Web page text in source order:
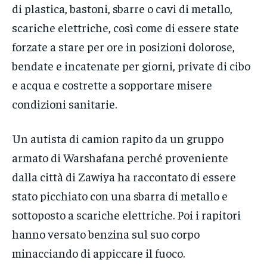
di plastica, bastoni, sbarre o cavi di metallo,
scariche elettriche, così come di essere state
forzate a stare per ore in posizioni dolorose,
bendate e incatenate per giorni, private di cibo
e acqua e costrette a sopportare misere
condizioni sanitarie.
Un autista di camion rapito da un gruppo
armato di Warshafana perché proveniente
dalla città di Zawiya ha raccontato di essere
stato picchiato con una sbarra di metallo e
sottoposto a scariche elettriche. Poi i rapitori
hanno versato benzina sul suo corpo
minacciando di appiccare il fuoco.